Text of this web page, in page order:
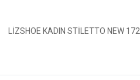
LİZSHOE KADIN STİLETTO NEW